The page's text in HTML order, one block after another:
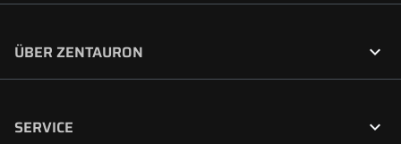
ÜBER ZENTAURON 
SERVICE 